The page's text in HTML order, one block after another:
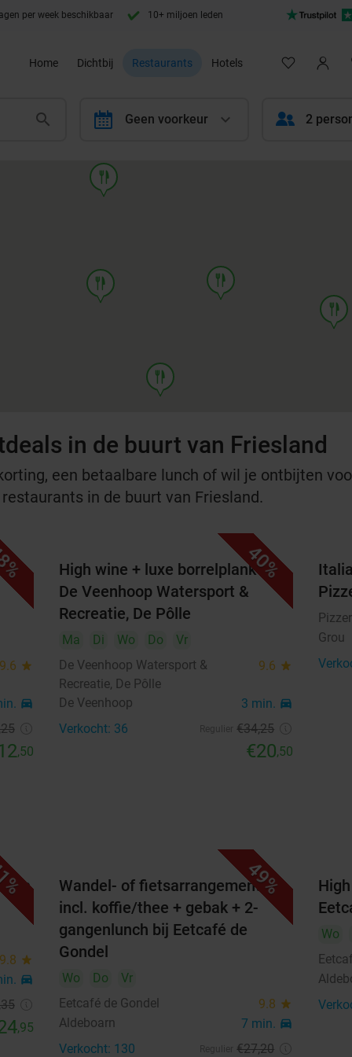
per week beschikbaar 10+ miljoen leden
Home Dichtbij Restaurants Hotels
calendar Geen voorkeur 2
food
food
food
food
food
in de buurt van Friesland
een betaalbare lunch of wil je ontbijten
in de buurt van Friesland.
9.6 star
directions_car
,50
40%
High wine + luxe borrelplank bij
De Veenhoop Watersport &
Recreatie, De Pôlle
Ma Di Wo Do
Vr
De Veenhoop Watersport &
Recreatie, De Pôlle
9.6 star
De Veenhoop 3 min. directions_car
Verkocht: 36 €34,25
€20,50
Grou
9.8 star
directions_car
,95
49%
Wandel- of fietsarrangement
incl. koffie/thee + gebak + 2-
gangenlunch bij Eetcafé de
Gondel
Wo Do
Vr
Eetcafé de Gondel
9.8 star
Aldeboarn 7 min. directions_car
Verkocht: 130 €27,20
Wo